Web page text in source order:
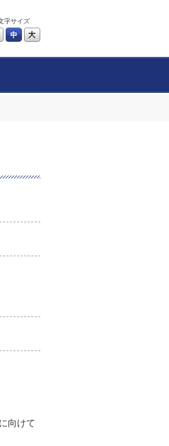
字サイズ
小 中
向けて